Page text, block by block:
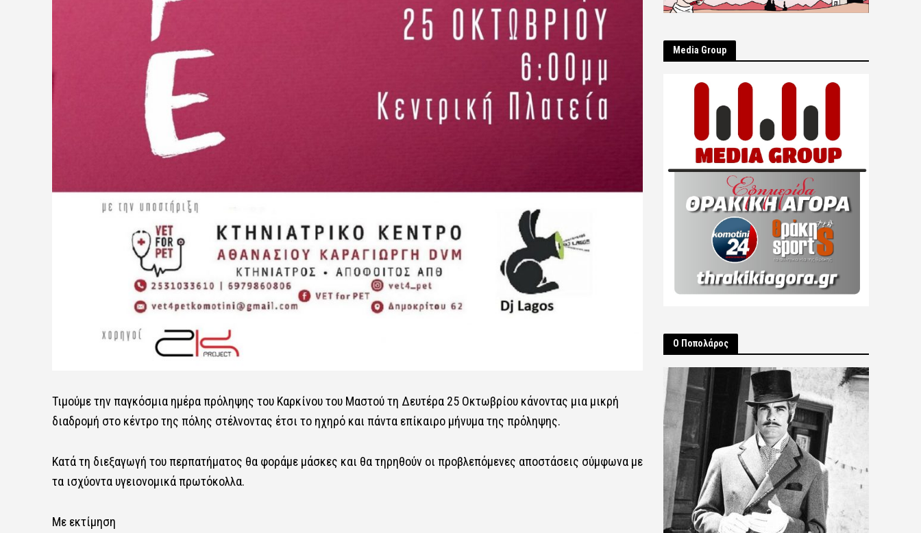
Τιμούμε την παγκόσμια ημέρα πρόληψης του Καρκίνου του Μαστού τη Δευτέρα 25 Οκτωβρίου κάνοντας μια μικρή
διαδρομή στο κέντρο της πόλης στέλνοντας έτσι το ηχηρό και πάντα επίκαιρο μήνυμα της πρόληψης.
Κατά τη διεξαγωγή του περπατήματος θα φοράμε μάσκες και θα τηρηθούν οι προβλεπόμενες αποστάσεις σύμφωνα με
τα ισχύοντα υγειονομικά πρωτόκολλα.
Με εκτίμηση
Μedia Group
Ο Ποπολάρος